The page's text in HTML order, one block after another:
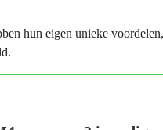
hun eigen unieke